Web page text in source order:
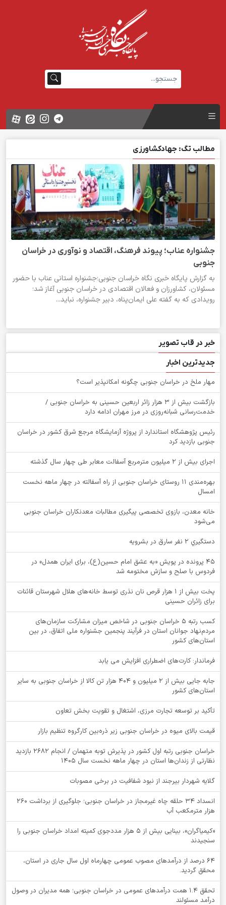
مطالب تگ: جهادکشاورزی
جشنواره عناب؛ پیوند فرهنگ، اقتصاد و نوآوری در خراسان
جنوبی
به گزارش پایگاه خبری نگاه خراسان جنوبی؛جشنواره استانی عناب با حضور
مسئولان، کشاورزان و فعالان اقتصادی در خراسان جنوبی آغاز شد؛
رویدادی که به گفته علی ایمان‌پناه، دبیر جشنواره، نباید...
خبر در قاب تصویر
جدیدترین اخبار
‌مهار ملخ در خراسان جنوبی چگونه امکانپذیر است؟
بازگشت بیش از ۳ هزار زائر اربعین حسینی به خراسان جنوبی /
خدمت‌رسانی شبانه‌روزی در مرز مهران ادامه دارد
رئیس پژوهشگاه استاندارد از پروژه آزمایشگاه مرجع شرق کشور در خراسان
جنوبی بازدید کرد
اجرای بیش از ۲ میلیون مترمربع آسفالت معابر طی چهار سال گذشته
بهره‌مندی ۱۱ روستای خراسان جنوبی از راه آسفالته در چهار ماهه نخست
امسال
خانه معدن، بازوی تخصصی پیگیری مطالبات معدنکاران خراسان جنوبی
می‌شود
دستگيري 2 نفر سارق در بشرويه
۴۵ پرونده در پویش «به عشق امام حسین(ع)، برای ایران همدل» در
فردوس با صلح و سازش مختومه شد
پخت بیش از 1 هزار قرص نان نذری توسط خانه‌های هلال شهرستان قائنات
برای زائران حسینی
کسب رتبه ۵ خراسان جنوبی در شاخص میزان مشارکت سازمان‌های
مردم‌نهاد جوانان استان در فرآیند پنجمین جشنواره ملی اتفاق، در بین
استان‌های کشور
فرماندار: کارت‌های اضطراری افزایش می یابد
جابه جایی بیش از 2 میلیون و 404 هزار تن کالا از خراسان جنوبی به سایر
استان‌های کشور
تأکید بر توسعه تجارت مرزی، اشتغال و تقویت بخش تعاون
قیمت بالای میوه در خراسان جنوبی زیر ذره‌بین کارگروه تنظیم بازار
خراسان جنوبی رتبه اول کشور در پذیرش توبه متهمان / انجام ۲۶۸۲ بازدید
نظارتی از زندان‌ها استان در چهار ماهه نخست سال 1405
گلایه شهردار بیرجند از نبود شفافیت در برخی مصوبات
انسداد ۳۴ حلقه چاه غیرمجاز در خراسان جنوبی؛ جلوگیری از برداشت ۲۶۰
هزار مترمکعب آب
«کیمیاگران»، بینایی بیش از ۵ هزار مددجوی کمیته امداد خراسان جنوبی را
سنجیدند
64 درصد از درآمدهای مصوب عمومی چهارماه اول سال جاری در استان،
محقق گردید.
تحقق ۱.۴ همت درآمدهای عمومی در خراسان جنوبی؛ همه مدیران در وصول
درآمد مسئولند